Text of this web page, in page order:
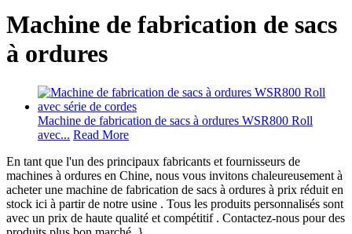
Machine de fabrication de sacs
à ordures
Machine de fabrication de sacs à ordures WSR800 Roll
avec... Read More
En tant que l'un des principaux fabricants et fournisseurs de
machines à ordures en Chine, nous vous invitons chaleureusement à
acheter une machine de fabrication de sacs à ordures à prix réduit en
stock ici à partir de notre usine . Tous les produits personnalisés sont
avec un prix de haute qualité et compétitif . Contactez-nous pour des